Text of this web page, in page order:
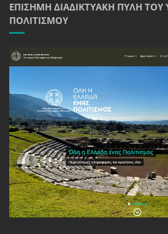
ΕΠΊΣΗΜΗ ΔΙΑΔΙΚΤΥΑΚΉ ΠΎΛΗ ΤΟΥ
ΠΟΛΙΤΙΣΜΟΎ